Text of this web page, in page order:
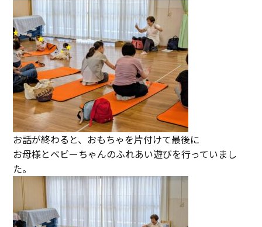
お話が終わると、おもちゃを片付けて最後に
お母様とベビーちゃんのふれあい遊びを行っていまし
た。